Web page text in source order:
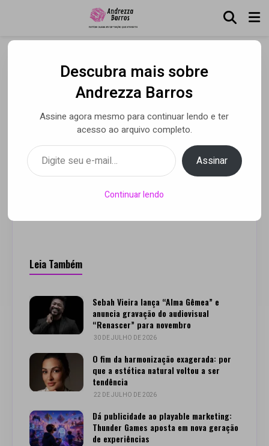
No Limite: Kaysar começa
a competição como
favorito ao grande prêmio
Por Andrezza Barros• 26 abr 2021
Leia Também
Sebah Vieira lança “Alma Gêmea” e
anuncia gravação do audiovisual
“Renascer” para novembro
30 DE JULHO DE 2026
O fim da harmonização exagerada: por
que a estética natural voltou a ser
tendência
22 DE JULHO DE 2026
Dá publicidade ao playable marketing:
Thunder Games aposta em nova geração
de experiências
Descubra mais sobre
Andrezza Barros
Assine agora mesmo para continuar lendo e ter
acesso ao arquivo completo.
Digite seu e-mail…
Assinar
Continuar lendo